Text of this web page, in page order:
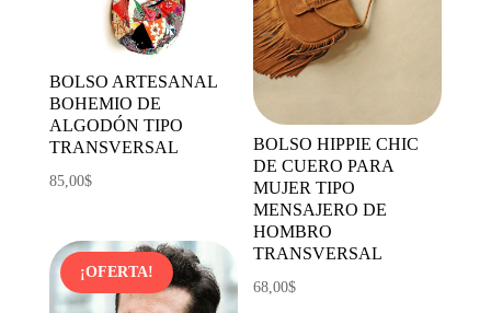
BOLSO ARTESANAL
BOHEMIO DE
ALGODÓN TIPO
TRANSVERSAL
85,00$
BOLSO HIPPIE CHIC
DE CUERO PARA
MUJER TIPO
MENSAJERO DE
HOMBRO
TRANSVERSAL
68,00$
¡OFERTA!